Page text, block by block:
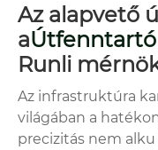
Az alapvető
a
Runli
Az infrastruktúra
világában a
precizitás nem